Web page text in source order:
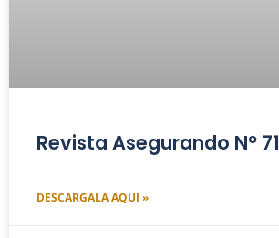
Revista Asegurando Nº 71
DESCARGALA AQUI »